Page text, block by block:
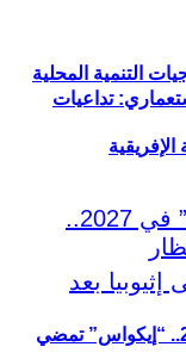
التنمية المحلية
تداعيات
إطلاق العملة الموحدة “إيكو” في 2027.. “إيكواس” تمضي